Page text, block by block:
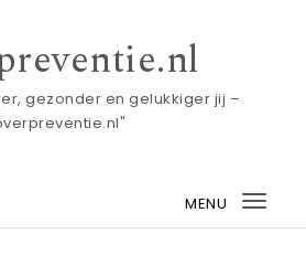
gezonder en gelukkiger jij –
MENU